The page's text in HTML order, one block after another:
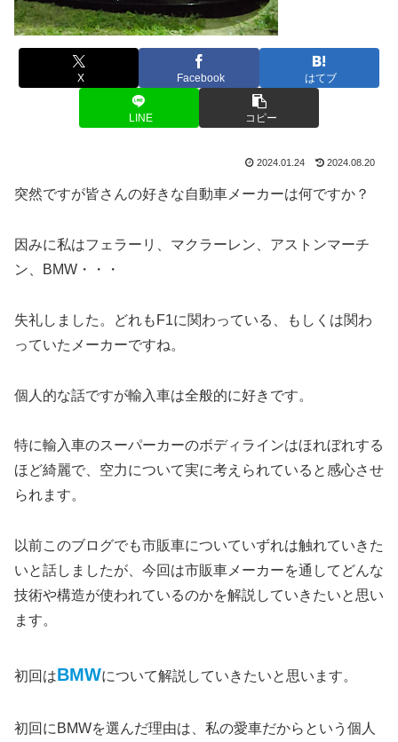
X Facebook はてブ
LINE コピー
2024.01.24 2024.08.20
突然ですが皆さんの好きな自動車メーカーは何ですか？
因みに私はフェラーリ、マクラーレン、アストンマーチ
ン、BMW・・・
失礼しました。どれもF1に関わっている、もしくは関わ
っていたメーカーですね。
個人的な話ですが輸入車は全般的に好きです。
特に輸入車のスーパーカーのボディラインはほれぼれする
ほど綺麗で、空力について実に考えられていると感心させ
られます。
以前このブログでも市販車についていずれは触れていきた
いと話しましたが、今回は市販車メーカーを通してどんな
技術や構造が使われているのかを解説していきたいと思い
ます。
初回はBMWについて解説していきたいと思います。
初回にBMWを選んだ理由は、私の愛車だからという個人